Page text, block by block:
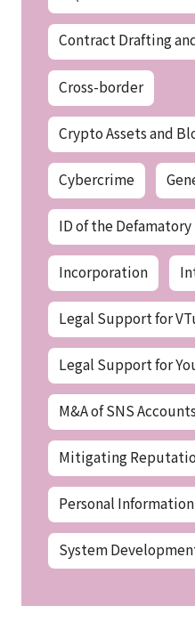
Contract Drafting
Cross-border
Crypto Assets and
Cybercrime
ID of the
Incorporation
Legal Support for
Legal Support for
M&A of SNS Accounts
Mitigating
Personal
System